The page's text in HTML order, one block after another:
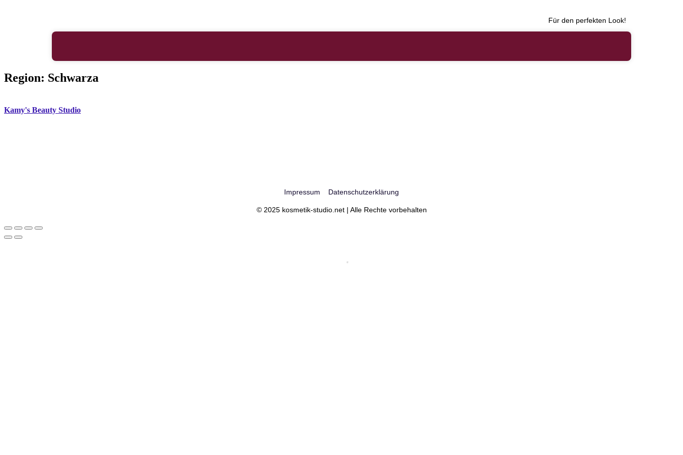
Für den perfekten Look!
Region: Schwarza
Kamy's Beauty Studio
Impressum Datenschutzerklärung
© 2025 kosmetik-studio.net | Alle Rechte vorbehalten